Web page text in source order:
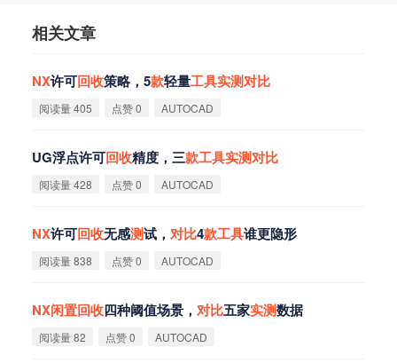
相关文章
NX许可回收策略，5款轻量工具实测对比
阅读量 405 点赞 0 AUTOCAD
UG浮点许可回收精度，三款工具实测对比
阅读量 428 点赞 0 AUTOCAD
NX许可回收无感测试， 对比4款工具谁更隐形
阅读量 838 点赞 0 AUTOCAD
NX闲置回收四种阈值场景， 对比五家实测数据
阅读量 82 点赞 0 AUTOCAD